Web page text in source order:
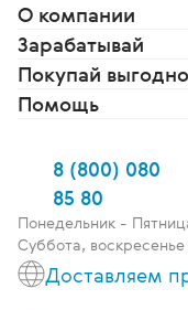
О компании
Зарабатывай
Покупай выгодно
Помощь
8 (800) 080
85 80
Понедельник -
Суббота,
Доставляем